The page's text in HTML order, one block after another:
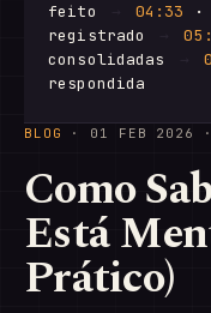
feito
04:33 ·
registrado
consolidadas
respondida
BLOG · 01 FEB 2026
Como
Está
Prático)